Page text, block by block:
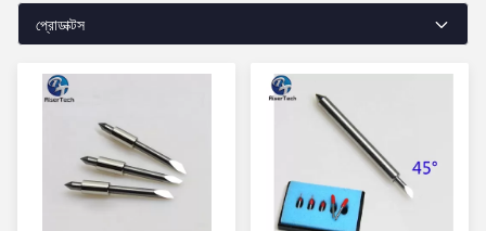
প্রোডাক্টস